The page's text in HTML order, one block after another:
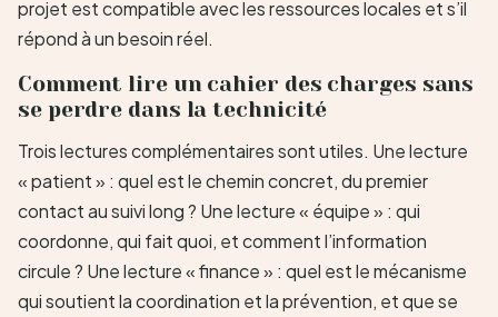
projet est compatible avec les ressources locales et s’il
répond à un besoin réel.
Comment lire un cahier des charges sans
se perdre dans la technicité
Trois lectures complémentaires sont utiles. Une lecture
« patient » : quel est le chemin concret, du premier
contact au suivi long ? Une lecture « équipe » : qui
coordonne, qui fait quoi, et comment l’information
circule ? Une lecture « finance » : quel est le mécanisme
qui soutient la coordination et la prévention, et que se